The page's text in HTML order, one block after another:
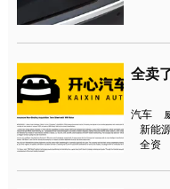
全卖
汽车
新能
全资